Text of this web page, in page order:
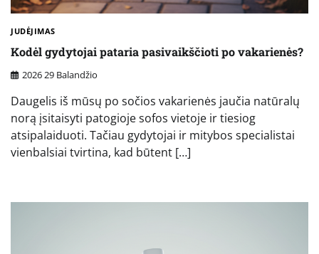
JUDĖJIMAS
Kodėl gydytojai pataria pasivaikščioti po vakarienės?
2026 29 Balandžio
Daugelis iš mūsų po sočios vakarienės jaučia natūralų
norą įsitaisyti patogioje sofos vietoje ir tiesiog
atsipalaiduoti. Tačiau gydytojai ir mitybos specialistai
vienbalsiai tvirtina, kad būtent […]